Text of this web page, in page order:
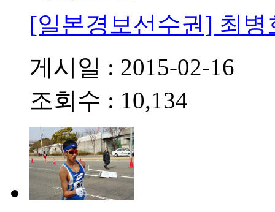
[일본경보선수권] 최병
게시일 : 2015-02-16
조회수 : 10,134